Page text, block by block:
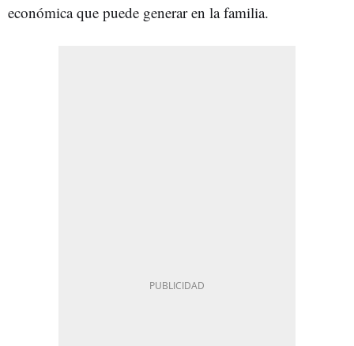
económica que puede generar en la familia.